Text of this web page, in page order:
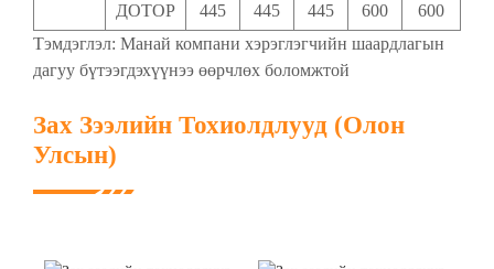
ДОТОР 445 445 445 600
600
Тэмдэглэл: Манай компани хэрэглэгчийн шаардлагын
дагуу бүтээгдэхүүнээ өөрчлөх боломжтой
Зах Зээлийн Тохиолдлууд (Олон
Улсын)